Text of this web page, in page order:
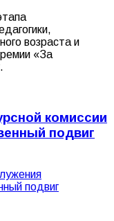
возраста и
«За
комиссии
подвиг
подвиг